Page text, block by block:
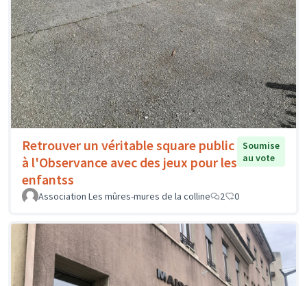
Retrouver un véritable square public
à l'Observance avec des jeux pour les
enfantss
Soumise
au vote
Association Les mûres-mures de la colline 2 0